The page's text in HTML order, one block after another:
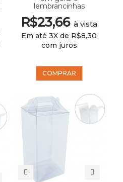
lembrancinhas
R$23,66 à vista
Em até 3X de R$8,30
com juros
COMPRAR